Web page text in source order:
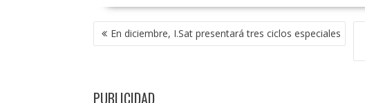
NAVEGACIÓN
DE En diciembre, I.Sat presentará tres ciclos especiales
PUBLICIDAD